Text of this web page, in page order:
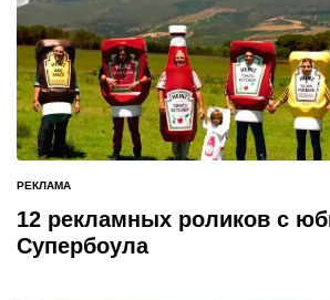
ОПУБЛИКОВАНО
В
РЕКЛАМА
12 рекламных роликов с
Супербоула